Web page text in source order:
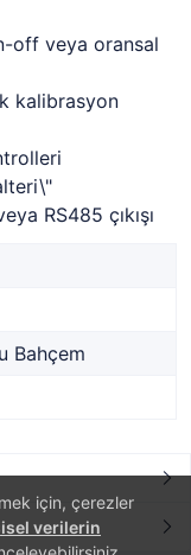
için, çerezler
verilerin
off veya oransal
kalibrasyon
RS485 çıkışı
Bahçem